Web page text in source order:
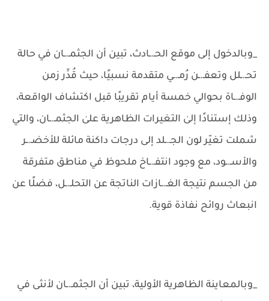
_وبالدخول إلى موقع الحـ.ـادث، تبين أن الجثمـ.ـان في حالة
تحـ.ـلل وتعفـ.ـن رُمـ.ـي متقدمة نسبيًا، حيث قُدِّر زمن
الوفـ.ـاة بحوالي خمسة أيام تقريبًا قبل اكتشاف الواقعة،
وذلك إستنادًا إلىٰ التغيرات الظاهرية علىٰ الجثمـ.ـان، والتي
شملت تغيّر لون الجـ.ـلد إلى درجات داكنة مائلة للأخضـ.ـر
والأسـ.ـود، مع وجود انتفـ.ـاخ ملحوظ في مناطق متفرقة
من الجسم نتيجة الغـ.ـازات الناتجة عن التحلـ.ـل، فضلًا عن
انبعاث روائح نفاذة قوية.
_وبالمعاينة الظاهرية الأولية، تبين أن الجثمـ.ـان لأنثى في